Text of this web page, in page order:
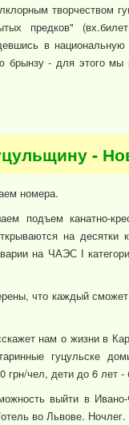
творчеством
предков"
в
брынзу - для этого
-
номера.
подъем канатно-
на десятки
на ЧАЭС І
что каждый
нам о жизни в
гуцульске
грн/чел, дети до 6 лет -
выйти в Ивано-
во Львове. Ночлег.